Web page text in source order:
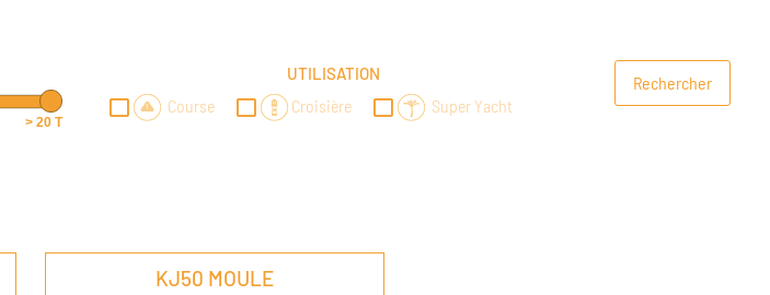
> 20 T
UTILISATION
Course Croisière Super Yacht
KJ50 MOULE